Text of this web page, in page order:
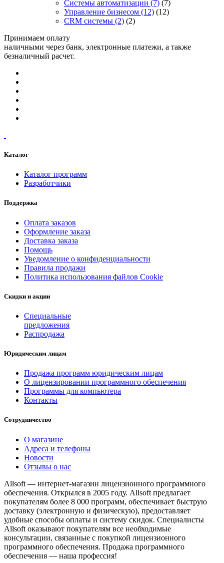
Системы автоматизации (7) (7)
Управление бизнесом (12) (12)
CRM системы (2) (2)
Принимаем оплату
наличными через банк, электронные платежи, а также
безналичный расчет.
Каталог
Каталог программ
Разработчики
Поддержка
Оплата заказов
Оформление заказа
Доставка заказа
Помощь
Уведомление о конфиденциальности
Правила продажи
Политика использования файлов Cookie
Скидки и акции
Специальные
предложения
Распродажа
Юридическим лицам
Продажа программ юридическим лицам
О лицензировании программного обеспечения
Программы для компьютера
Контакты
Сотрудничество
О магазине
Адреса и телефоны
Новости
Отзывы о нас
Allsoft — интернет-магазин лицензионного программного
обеспечения. Открылся в 2005 году. Allsoft предлагает
покупателям более 8 000 программ, обеспечивает быструю
доставку (электронную и физическую), предоставляет
удобные способы оплаты и систему скидок. Специалисты
Allsoft оказывают покупателям все необходимые
консультации, связанные с покупкой лицензионного
программного обеспечения. Продажа программного
обеспечения — наша профессия!